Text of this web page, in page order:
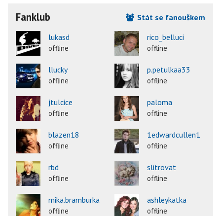
Fanklub
Stát se fanouškem
lukasd
offline
rico_belluci
offline
llucky
offline
p.petulkaa33
offline
jtulcice
offline
paloma
offline
blazen18
offline
1edwardcullen1
offline
rbd
offline
slitrovat
offline
mika.bramburka
offline
ashleykatka
offline